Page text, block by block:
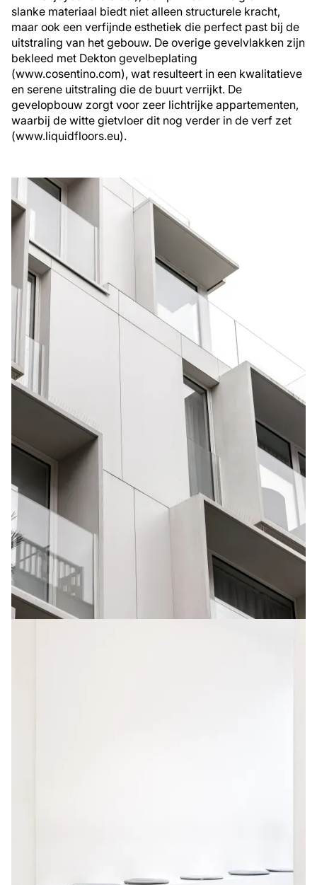
slanke materiaal biedt niet alleen structurele kracht,
maar ook een verfijnde esthetiek die perfect past bij de
uitstraling van het gebouw. De overige gevelvlakken zijn
bekleed met Dekton gevelbeplating
(www.cosentino.com), wat resulteert in een kwalitatieve
en serene uitstraling die de buurt verrijkt. De
gevelopbouw zorgt voor zeer lichtrijke appartementen,
waarbij de witte gietvloer dit nog verder in de verf zet
(www.liquidfloors.eu).